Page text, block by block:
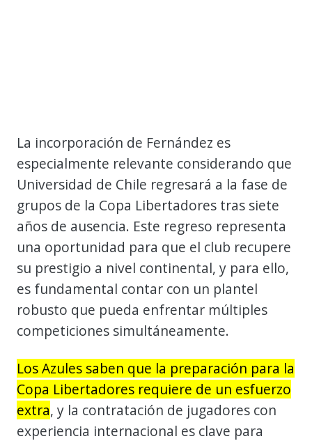
La incorporación de Fernández es
especialmente relevante considerando que
Universidad de Chile regresará a la fase de
grupos de la Copa Libertadores tras siete
años de ausencia. Este regreso representa
una oportunidad para que el club recupere
su prestigio a nivel continental, y para ello,
es fundamental contar con un plantel
robusto que pueda enfrentar múltiples
competiciones simultáneamente.
Los Azules saben que la preparación para la
Copa Libertadores requiere de un esfuerzo
extra, y la contratación de jugadores con
experiencia internacional es clave para